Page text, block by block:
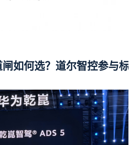
如何选？道尔智控参与标